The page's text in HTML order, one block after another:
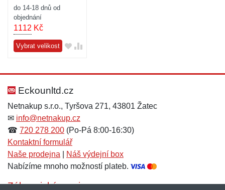
do 14-18 dnů od
objednání
1112 Kč
Vybrat velikost
Eckounltd.cz
Netnakup s.r.o., Tyršova 271, 43801 Žatec
✉ info@netnakup.cz
☎ 720 278 200 (Po-Pá 8:00-16:30)
Kontaktní formulář
Naše prodejna
Náš výdejní box
Nabízíme mnoho možností plateb.
Zákaznický servis